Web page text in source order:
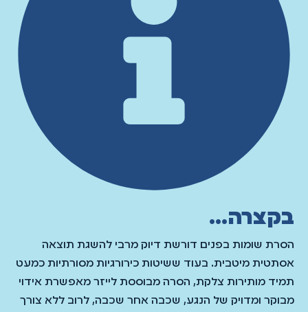
בקצרה...
הסרת שומות בפנים דורשת דיוק מרבי להשגת תוצאה
אסתטית מיטבית. בעוד ששיטות כירורגיות מסורתיות כמעט
תמיד מותירות צלקת, הסרה מבוססת לייזר מאפשרת אידוי
מבוקר ומדויק של הנגע, שכבה אחר שכבה, לרוב ללא צורך